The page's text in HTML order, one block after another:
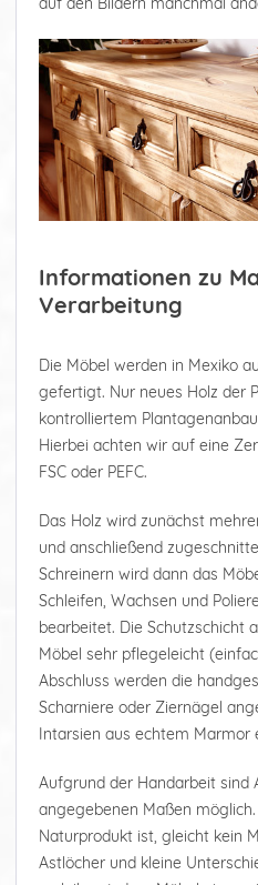
Informationen zu
Verarbeitung
Die Möbel werden in Mexiko
gefertigt. Nur neues Holz der
kontrolliertem
Hierbei achten wir auf eine
FSC oder PEFC.
Das Holz wird zunächst
und anschließend
Schreinern wird dann das
Schleifen, Wachsen und
bearbeitet. Die Schutzschicht
Möbel sehr pflegeleicht
Abschluss werden die
Scharniere oder Ziernägel
Intarsien aus echtem Marmor
Aufgrund der Handarbeit sind
angegebenen Maßen
Naturprodukt ist, gleicht kein
Astlöcher und kleine